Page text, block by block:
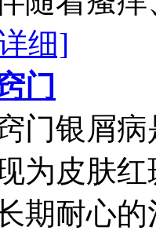
细]
门
门银屑
为皮肤
期耐心